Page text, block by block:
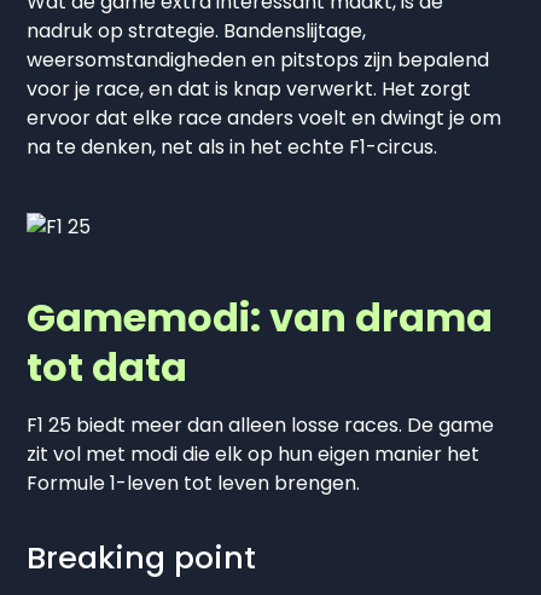
nadruk op strategie. Bandenslijtage,
weersomstandigheden en pitstops zijn bepalend
voor je race, en dat is knap verwerkt. Het zorgt
ervoor dat elke race anders voelt en dwingt je om
na te denken, net als in het echte F1-circus.
Gamemodi: van drama
tot data
F1 25 biedt meer dan alleen losse races. De game
zit vol met modi die elk op hun eigen manier het
Formule 1-leven tot leven brengen.
Breaking point